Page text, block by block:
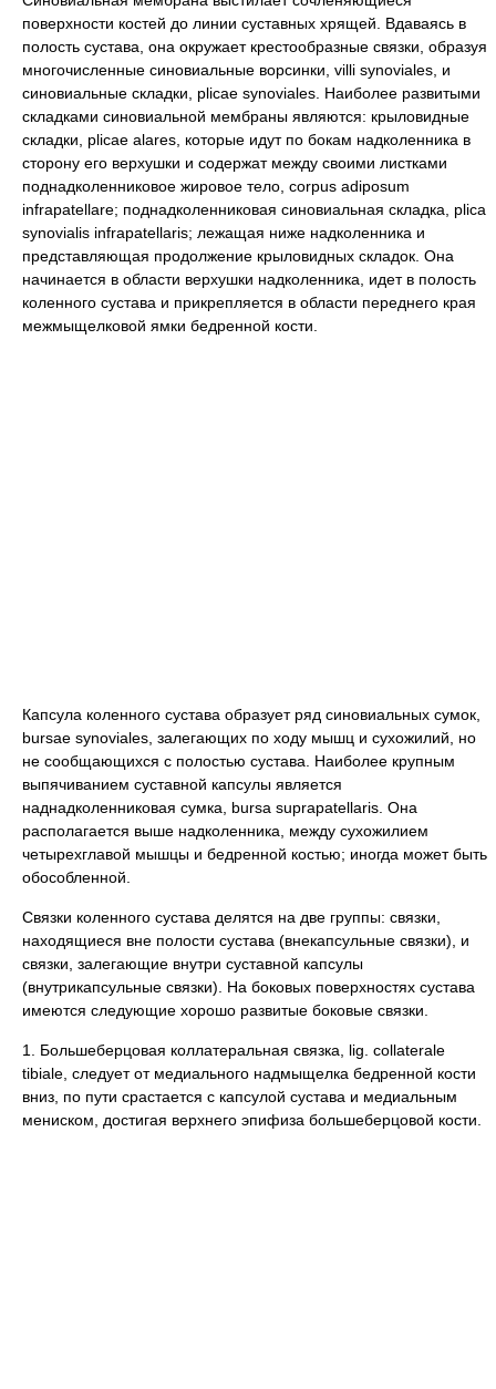
поверхности костей до линии суставных хрящей. Вдаваясь в
полость сустава, она окружает крестообразные связки, образуя
многочисленные синовиальные ворсинки, villi synoviales, и
синовиальные складки, plicae synoviales. Наиболее развитыми
складками синовиальной мембраны являются: крыловидные
складки, plicae alares, которые идут по бокам надколенника в
сторону его верхушки и содержат между своими листками
поднадколенниковое жировое тело, corpus adiposum
infrapatellare; поднадколенниковая синовиальная складка, plica
synovialis infrapatellaris; лежащая ниже надколенника и
представляющая продолжение крыловидных складок. Она
начинается в области верхушки надколенника, идет в полость
коленного сустава и прикрепляется в области переднего края
межмыщелковой ямки бедренной кости.
Капсула коленного сустава образует ряд синовиальных сумок,
bursae synoviales, залегающих по ходу мышц и сухожилий, но
не сообщающихся с полостью сустава. Наиболее крупным
выпячиванием суставной капсулы является
наднадколенниковая сумка, bursa suprapatellaris. Она
располагается выше надколенника, между сухожилием
четырехглавой мышцы и бедренной костью; иногда может быть
обособленной.
Связки коленного сустава делятся на две группы: связки,
находящиеся вне полости сустава (внекапсульные связки), и
связки, залегающие внутри суставной капсулы
(внутрикапсульные связки). На боковых поверхностях сустава
имеются следующие хорошо развитые боковые связки.
1. Большеберцовая коллатеральная связка, lig. collaterale
tibiale, следует от медиального надмыщелка бедренной кости
вниз, по пути срастается с капсулой сустава и медиальным
мениском, достигая верхнего эпифиза большеберцовой кости.